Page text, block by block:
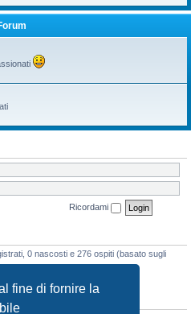
fine di fornire la
Ricordami
0 nascosti e 276 ospiti (basato sugli